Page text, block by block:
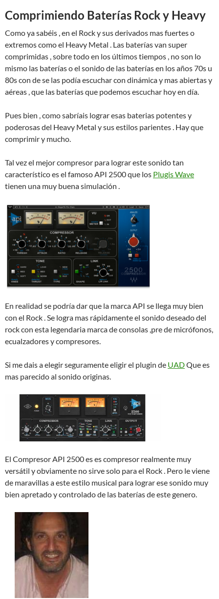
Comprimiendo Baterías Rock y Heavy
Como ya sabéis , en el Rock y sus derivados mas fuertes o
extremos como el Heavy Metal . Las baterías van super
comprimidas , sobre todo en los últimos tiempos , no son lo
mismo las baterías o el sonido de las baterías en los años 70s u
80s con de se las podía escuchar con dinámica y mas abiertas y
aéreas , que las baterías que podemos escuchar hoy en día.
Pues bien , como sabríais lograr esas baterias potentes y
poderosas del Heavy Metal y sus estilos parientes . Hay que
comprimir y mucho.
Tal vez el mejor compresor para lograr este sonido tan
característico es el famoso API 2500 que los Plugis Wave
tienen una muy buena simulación .
En realidad se podría dar que la marca API se llega muy bien
con el Rock . Se logra mas rápidamente el sonido deseado del
rock con esta legendaria marca de consolas ,pre de micrófonos,
ecualzadores y compresores.
Si me dais a elegir seguramente eligir el plugin de UADQue es
mas parecido al sonido originas.
El Compresor API 2500 es es compresor realmente muy
versátil y obviamente no sirve solo para el Rock . Pero le viene
de maravillas a este estilo musical para lograr ese sonido muy
bien apretado y controlado de las baterías de este genero.